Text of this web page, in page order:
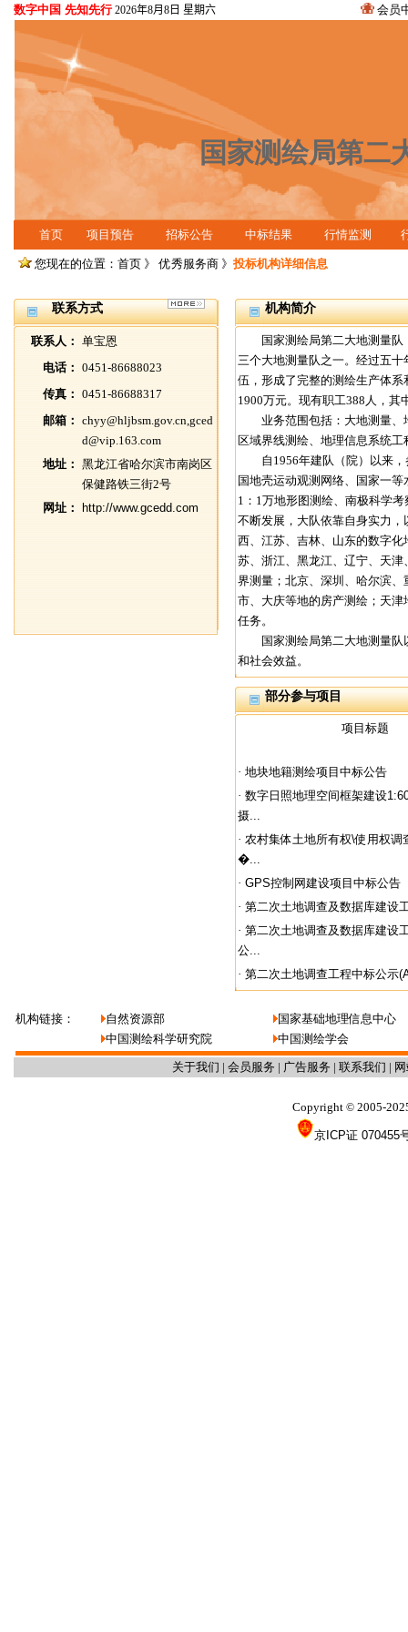
数字中国 先知先行 2026年8月8日 星期六 会员
国家测绘局第二
首页 项目预告 招标公告 中标结果 行情监测
您现在的位置：首页 》 优秀服务商 》 投标机构详细信息
联系方式
联系人： 单宝恩
电话： 0451-86688023
传真： 0451-86688317
邮箱： chyy@hljbsm.gov.cn,gced
d@vip.163.com
地址： 黑龙江省哈尔滨市南岗区
保健路铁三街2号
网址：
http://www.gcedd.com
机构简介
国家测绘局第二大地测量队
三个大地测量队之一。经过五
伍，形成了完整的测绘生产体
1900万元。现有职工388人，其
业务范围包括：大地测量、
区域界线测绘、地理信息系统工
自1956年建队（院）以来，
国地壳运动观测网络、国家一
1：1万地形图测绘、南极科学
不断发展，大队依靠自身实力
西、江苏、吉林、山东的数字
苏、浙江、黑龙江、辽宁、天
界测量；北京、深圳、哈尔滨
市、大庆等地的房产测绘；天
任务。
国家测绘局第二大地测量队
和社会效益。
部分参与项目
项目标题
· 地块地籍测绘项目中标公告
· 数字日照地理空间框架建设
摄...
· 农村集体土地所有权\使用权调
�...
· GPS控制网建设项目中标公告
· 第二次土地调查及数据库建设
· 第二次土地调查及数据库建设
公...
· 第二次土地调查工程中标公示
机构链接： 自然资源部
国家基础地理信息中心
中国测绘科学研究院
中国测绘学会
关于我们 | 会员服务 | 广告服务 | 联系我们 |
Copyright © 2005-
京ICP证 070455